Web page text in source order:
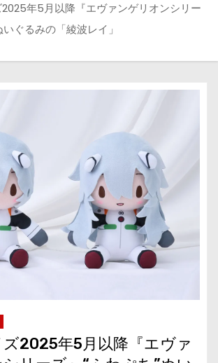
年5月以降『エヴァンゲリオンシリー
ぐるみの「綾波レイ」
2025年5月以降『エヴァ